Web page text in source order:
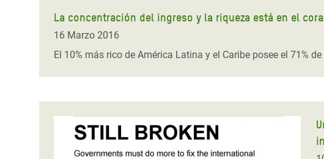
La concentración del ingreso y la riqueza está en el
16 Marzo 2016
El 10% más rico de América Latina y el Caribe posee el 71%